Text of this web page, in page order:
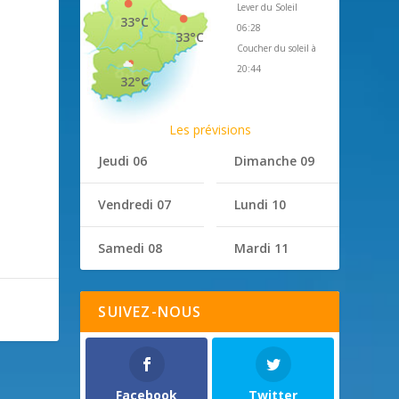
33°C
33°C
32°C
Lever du Soleil
06:28
Coucher du soleil à
20:44
Les prévisions
Jeudi 06
Vendredi 07
Samedi 08
Dimanche 09
Lundi 10
Mardi 11
SUIVEZ-NOUS
Facebook Twitter